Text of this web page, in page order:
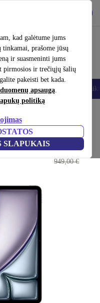
kad galėtume jums
prašome jūsų
ir suasmeninti jums
pirmosios ir trečiųjų šalių
galite pakeisti bet kada.
apsaugą.
politiką
SLAPUKAIS
Planšetės Išmanieji
649,00 €
949,00 €